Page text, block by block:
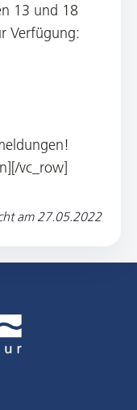
13 und 18
Verfügung:
vc_row]
am 27.05.2022